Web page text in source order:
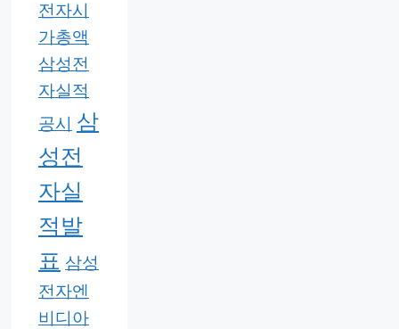
전자시
가총액
삼성전
자실적
공시
삼
성전
자실
적발
표 삼성
전자엔
비디아